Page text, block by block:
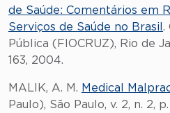
de Saúde: Comentários em
Serviços de Saúde no Brasil .
Pública (FIOCRUZ), Rio de
163, 2004.
MALIK, A. M. Medical
Paulo), São Paulo, v. 2, n. 2,